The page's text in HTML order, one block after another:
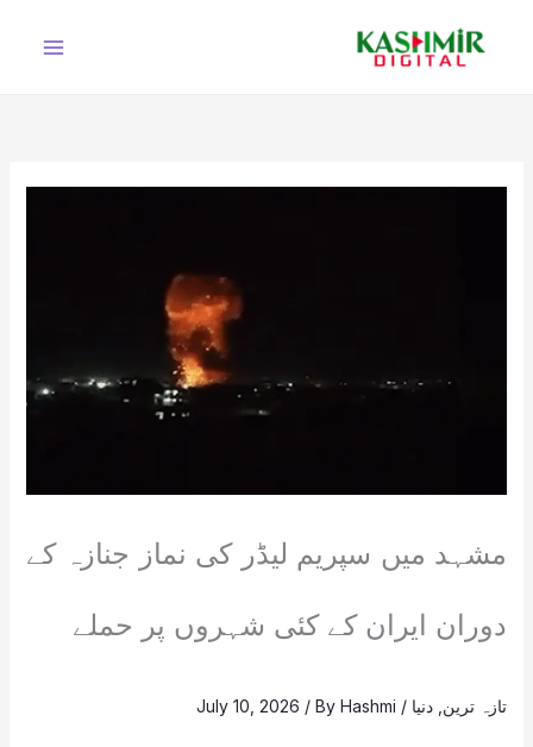
مشہد میں سپریم لیڈر کی نماز جنازہ کے
دوران ایران کے کئی شہروں پر حملے
تازہ ترین دنیا /
July 10, 2026 / ByHashmi